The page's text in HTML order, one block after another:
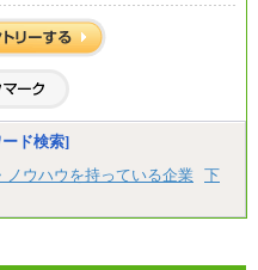
）の大学院修了者は大学卒の
です。経験者採用の場合、下
験に応じた金額となります。
務職種（CS職）：月給255,00
：月給300,000円（大学卒）
ド検索]
ノウハウを持っている企業
下